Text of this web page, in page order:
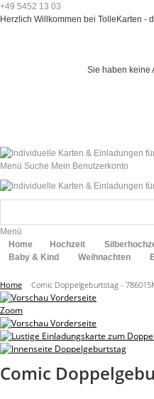
+49 5452 13 03
Herzlich Willkommen bei TolleKarten -
Sie haben keine
Menü Suche Mein Benutzerkonto
Menü
Home
Hochzeit
Baby & Kind
Weihnachten
Home Comic Doppelgeburtstag -
Zoom
Comic